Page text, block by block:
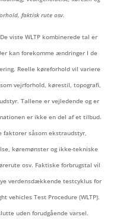
faktisk rute osv.
viste WLTP kombinerede tal er
kan forekomme ændringer I de
Reelle køreforhold vil variere
vejrforhold, kørestil, topografi,
Tallene er vejledende og er
er ikke en del af et tilbud.
faktorer såsom ekstraudstyr,
køremønster og ikke-tekniske
osv. Faktiske forbrugstal vil
verdensdækkende testcyklus for
vehicles Test Procedure (WLTP).
uden forudgående varsel.